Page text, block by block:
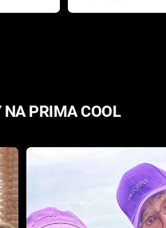
přichází s
NA PRIMA COOL